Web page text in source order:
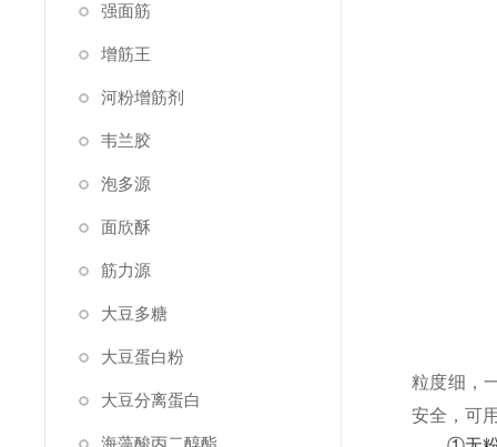
强面筋
增筋王
河粉增筋剂
韦兰胶
泡多源
面欣酥
筋力源
大豆多糖
大豆蛋白粉
大豆分离蛋白
海藻酸丙二醇酯
粒度细，
安全，可